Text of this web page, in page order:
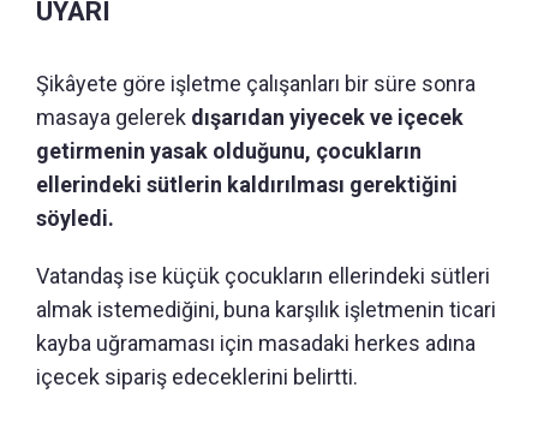
UYARI
Şikâyete göre işletme çalışanları bir süre sonra
masaya gelerek dışarıdan yiyecek ve içecek
getirmenin yasak olduğunu, çocukların
ellerindeki sütlerin kaldırılması gerektiğini
söyledi.
Vatandaş ise küçük çocukların ellerindeki sütleri
almak istemediğini, buna karşılık işletmenin ticari
kayba uğramaması için masadaki herkes adına
içecek sipariş edeceklerini belirtti.